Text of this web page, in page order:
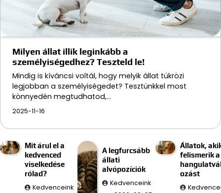
Milyen állat illik leginkább a
személyiségedhez? Teszteld le!
Mindig is kíváncsi voltál, hogy melyik állat tükrözi
legjobban a személyiségedet? Tesztünkkel most
könnyedén megtudhatod,…
2025-11-16
Mit árul el a
kedvenced
viselkedése
rólad?
Kedvenceink
A legfurcsább
állati
alvópozíciók
Kedvenceink
Állatok,
felismerik a
ozást